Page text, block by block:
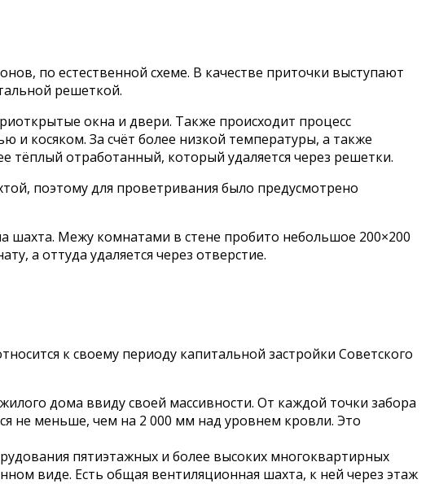
по естественной схеме. В качестве приточки выступают
решеткой.
окна и двери. Также происходит процесс
косяком. За счёт более низкой температуры, а также
тёплый отработанный, который удаляется через решетки.
поэтому для проветривания было предусмотрено
шахта. Межу комнатами в стене пробито небольшое 200×200
а оттуда удаляется через отверстие.
к своему периоду капитальной застройки Советского
дома ввиду своей массивности. От каждой точки забора
не меньше, чем на 2 000 мм над уровнем кровли. Это
пятиэтажных и более высоких многоквартирных
виде. Есть общая вентиляционная шахта, к ней через этаж